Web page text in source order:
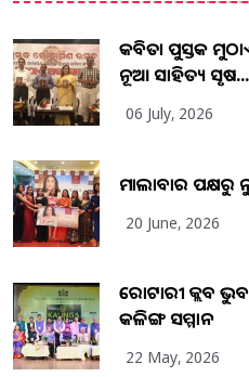
କବିତା ପୁସ୍ତକ
ନୂଆ ସାହିତ୍ୟ ସୃଷ...
06 July, 2026
ମାଲାବାର ପକ୍ଷରୁ
20 June, 2026
ରୋଟାରୀ କ୍ଲବ
କଳିଙ୍ଗ ସମ୍ମାନ
22 May, 2026